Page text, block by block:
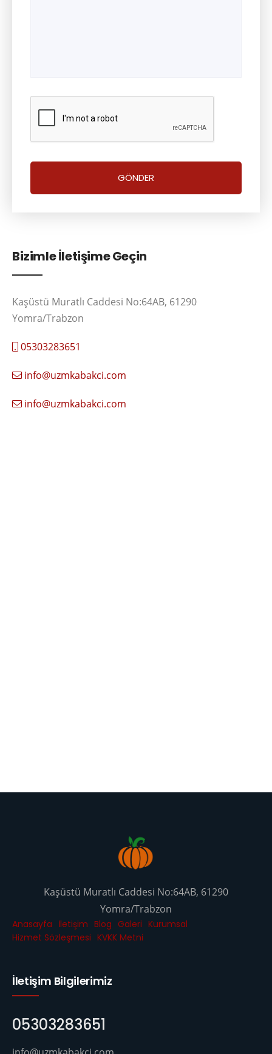
GÖNDER
Bizimle İletişime Geçin
Kaşüstü Muratlı Caddesi No:64AB, 61290
Yomra/Trabzon
05303283651
info@uzmkabakci.com
info@uzmkabakci.com
İletişim Bilgilerimiz
05303283651
Kaşüstü Muratlı Caddesi No:64AB, 61290
Yomra/Trabzon
Anasayfa İletişim Blog Galeri Kurumsal
Hizmet Sözleşmesi KVKK Metni